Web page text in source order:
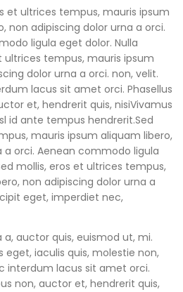
et ultrices tempus, mauris ipsum
non adipiscing dolor urna a orci.
ligula eget dolor. Nulla
ultrices tempus, mauris ipsum
dolor urna a orci. non, velit.
lacus sit amet orci. Phasellus
et, hendrerit quis, nisiVivamus
id ante tempus hendrerit.Sed
mauris ipsum aliquam libero,
a orci. Aenean commodo ligula
mollis, eros et ultrices tempus,
non adipiscing dolor urna a
eget, imperdiet nec,
a, auctor quis, euismod ut, mi.
eget, iaculis quis, molestie non,
interdum lacus sit amet orci.
non, auctor et, hendrerit quis,